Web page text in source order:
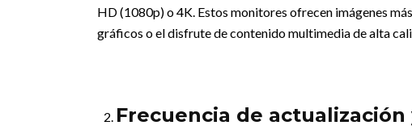
HD (1080p) o 4K. Estos monitores ofrecen imágenes
gráficos o el disfrute de contenido multimedia de alta
Frecuencia de